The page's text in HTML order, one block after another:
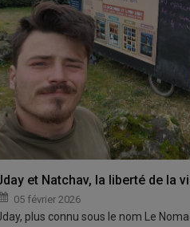
et Natchav, la liberté de la
05 février 2026
plus connu sous le nom Le